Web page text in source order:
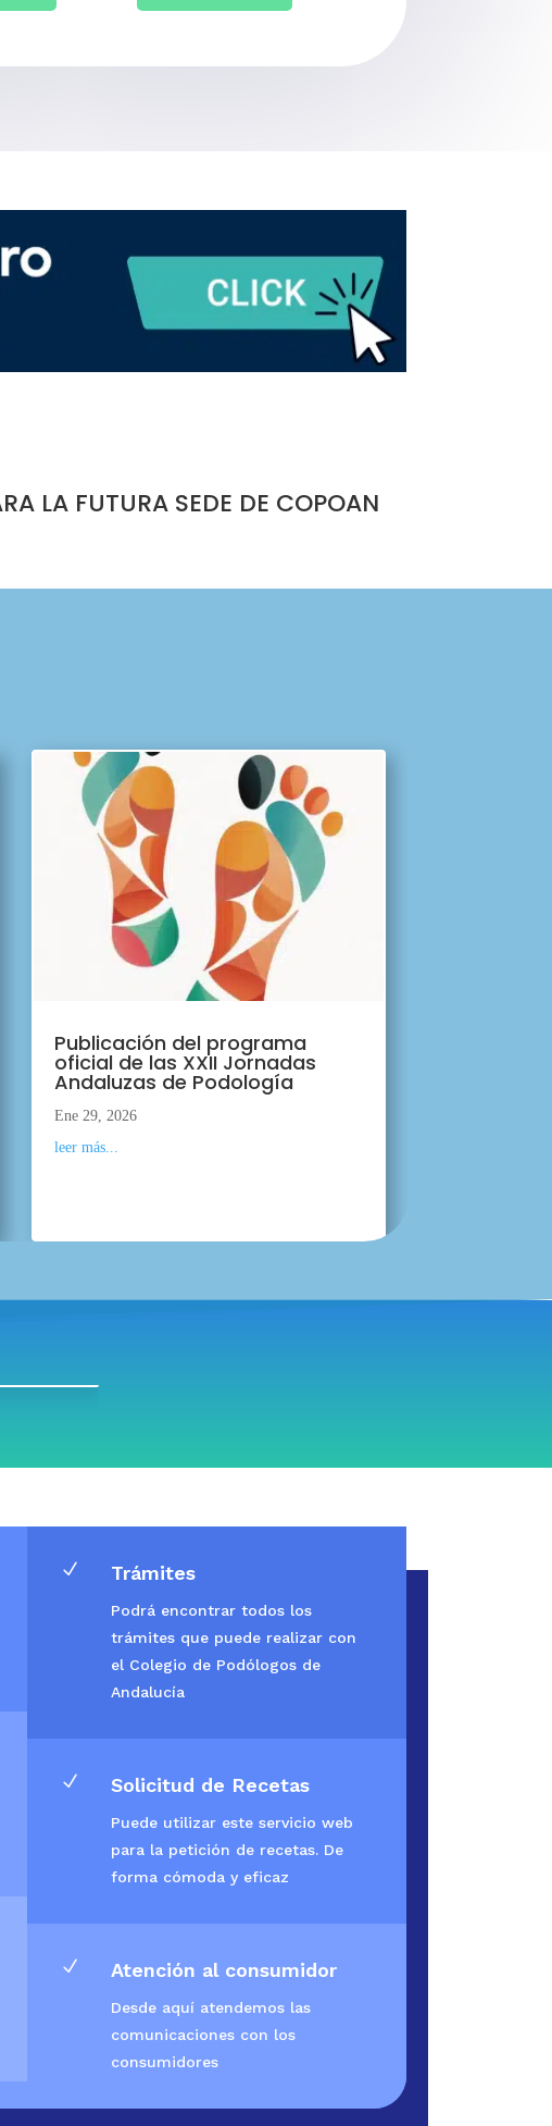
LA FUTURA SEDE DE COPOAN
Publicación del programa
oficial de las XXII Jornadas
Andaluzas de Podología
Ene 29, 2026
leer más...
N Trámites
Podrá encontrar todos los
trámites que puede realizar con
el Colegio de Podólogos de
Andalucía
N Solicitud de Recetas
Puede utilizar este servicio web
para la petición de recetas. De
forma cómoda y eficaz
N Atención al consumidor
Desde aquí atendemos las
comunicaciones con los
consumidores